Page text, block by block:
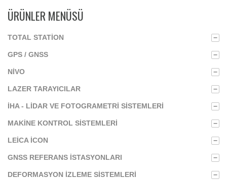
ÜRÜNLER MENÜSÜ
TOTAL STATION −
GPS / GNSS −
NIVO −
LAZER TARAYICILAR −
İHA - LIDAR VE FOTOGRAMETRI SISTEMLERI −
MAKINE KONTROL SISTEMLERI −
LEICA ICON −
GNSS REFERANS İSTASYONLARI −
DEFORMASYON İZLEME SISTEMLERI −